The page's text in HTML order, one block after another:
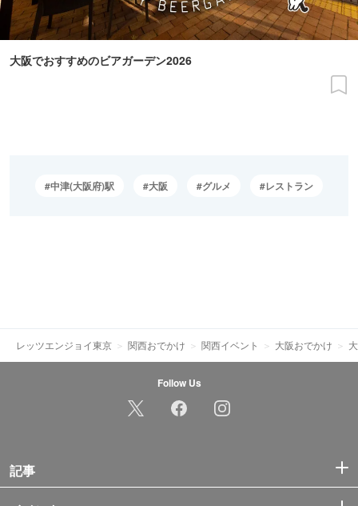
大阪でおすすめのビアガーデン2026
中津(大阪府)駅 大阪 グルメ レストラン
レッツエンジョイ東京 関西おでかけ 関西イベント 大阪おでかけ
Follow Us
記事